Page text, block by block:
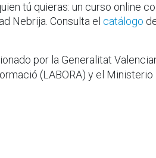
tú quieras: un curso online
Nebrija. Consulta el catálogo
por la Generalitat
(LABORA) y el Ministerio